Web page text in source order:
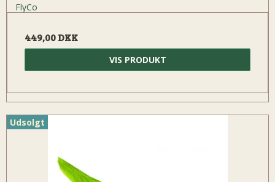
FlyCo
449,00 DKK
VIS PRODUKT
Udsolgt